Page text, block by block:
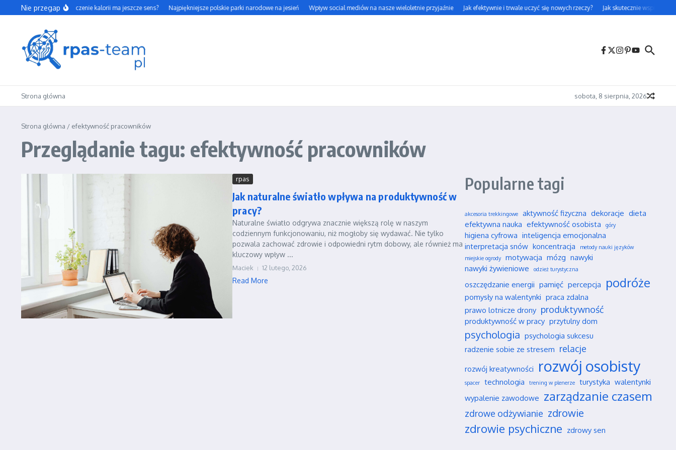
Przejdź do treści
Nie przegap
Czy codzienne liczenie kalorii ma jeszcze sens? Najpiękniejsze polskie parki narodowe na jesień Wpływ social mediów na nasze wieloletnie przyjaźnie Jak efektywnie i trwale uczyć się nowych rzeczy? Jak skutecznie wspierać
Strona główna sobota, 8 sierpnia, 2026
Strona główna / efektywność pracowników
Przeglądanie tagu: efektywność pracowników
rpas
Jak naturalne światło wpływa na produktywność w
pracy?
Naturalne światło odgrywa znacznie większą rolę w naszym
codziennym funkcjonowaniu, niż mogłoby się wydawać. Nie tylko
pozwala zachować zdrowie i odpowiedni rytm dobowy, ale również ma
kluczowy wpływ ...
Maciek 12 lutego, 2026
Read More
Popularne tagi
akcesoria trekkingowe aktywność fizyczna dekoracje dieta
efektywna nauka efektywność osobista góry
higiena cyfrowa inteligencja emocjonalna
interpretacja snów koncentracja
metody nauki języków
miejskie ogrody
motywacja mózg nawyki
nawyki żywieniowe
odzież turystyczna
oszczędzanie energii pamięć percepcja podróże
pomysły na walentynki praca zdalna
prawo lotnicze drony produktywność
produktywność w pracy przytulny dom
psychologia psychologia sukcesu
radzenie sobie ze stresem relacje
rozwój kreatywności rozwój osobisty
spacer technologia trening w plenerze turystyka walentynki
wypalenie zawodowe zarządzanie czasem
zdrowe odżywianie zdrowie
zdrowie psychiczne zdrowy sen